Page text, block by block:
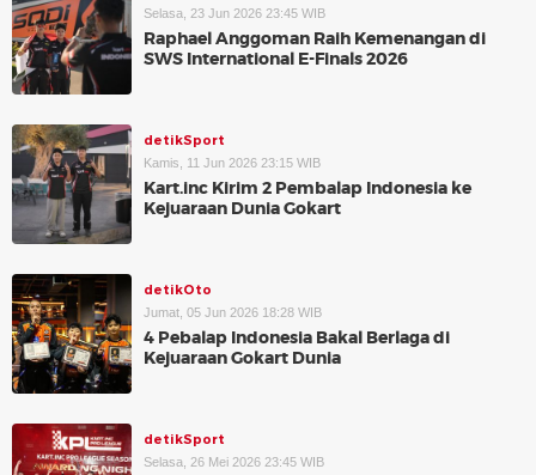
Selasa, 23 Jun 2026 23:45 WIB
Raphael Anggoman Raih Kemenangan di
SWS International E-Finals 2026
detikSport
Kamis, 11 Jun 2026 23:15 WIB
Kart.inc Kirim 2 Pembalap Indonesia ke
Kejuaraan Dunia Gokart
detikOto
Jumat, 05 Jun 2026 18:28 WIB
4 Pebalap Indonesia Bakal Berlaga di
Kejuaraan Gokart Dunia
detikSport
Selasa, 26 Mei 2026 23:45 WIB